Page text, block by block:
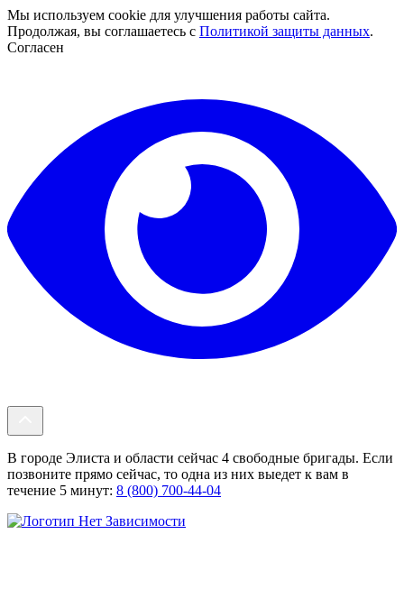
Мы используем cookie для улучшения работы сайта.
Продолжая, вы соглашаетесь с Политикой защиты данных.
Согласен
В городе Элиста и области сейчас 4 свободные бригады. Если
позвоните прямо сейчас, то одна из них выедет к вам в
течение 5 минут: 8 (800) 700-44-04